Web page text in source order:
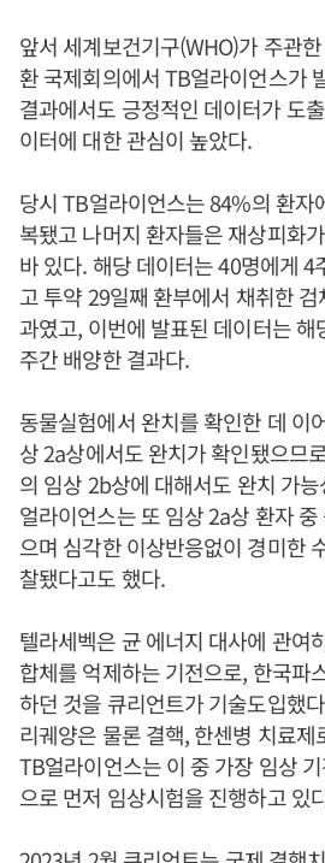
앞서 세계보건기구(WHO)가 주관
환 국제회의에서 TB얼라이언스가
결과에서도 긍정적인 데이터가 도
이터에 대한 관심이 높았다.
당시 TB얼라이언스는 84%의 환자
복됐고 나머지 환자들은 재상피화
바 있다. 해당 데이터는 40명에게
고 투약 29일째 환부에서 채취한
과였고, 이번에 발표된 데이터는
주간 배양한 결과다.
동물실험에서 완치를 확인한 데 이
상 2a상에서도 완치가 확인됐으므
의 임상 2b상에 대해서도 완치 가
얼라이언스는 또 임상 2a상 환자
으며 심각한 이상반응없이 경미한
찰됐다고도 했다.
텔라세벡은 균 에너지 대사에 관여
합체를 억제하는 기전으로, 한국파
하던 것을 큐리언트가 기술도입했
리궤양은 물론 결핵, 한센병 치료
TB얼라이언스는 이 중 가장 임상
으로 먼저 임상시험을 진행하고 있